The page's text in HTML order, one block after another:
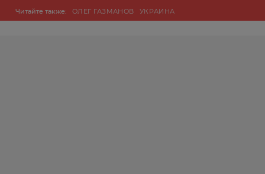
Читайте также: ОЛЕГ ГАЗМАНОВ УКРАИНА